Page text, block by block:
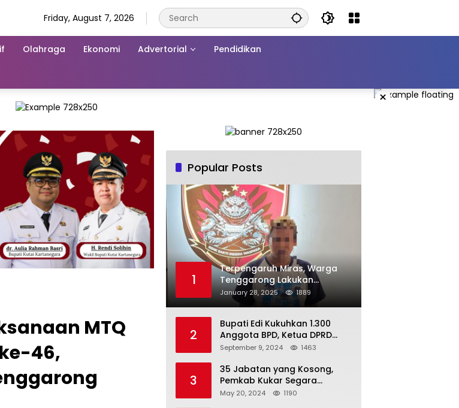
Friday, August 7, 2026
Olahraga Ekonomi Advertorial Pendidikan
×
MTQ
46,
Popular Posts
1
Terpengaruh Miras, Warga
Tenggarong Lakukan
Penganiayaan Kepada
Teman Sendiri
January 28, 2025 1889
2
Bupati Edi Kukuhkan 1.300
Anggota BPD, Ketua DPRD
Kukar : Lakukan Tupoksi
Pembangunan Secara Merata
September 9, 2024 1463
3
35 Jabatan yang Kosong,
Pemkab Kukar Segara
Mencari Pejabat yang
May 20, 2024 1190